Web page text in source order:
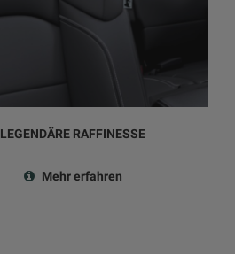
LEGENDÄRE RAFFINESSE
Mehr erfahren